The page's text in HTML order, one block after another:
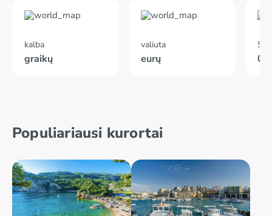
kalba
graikų
valiuta
eurų
Populiariausi kurortai